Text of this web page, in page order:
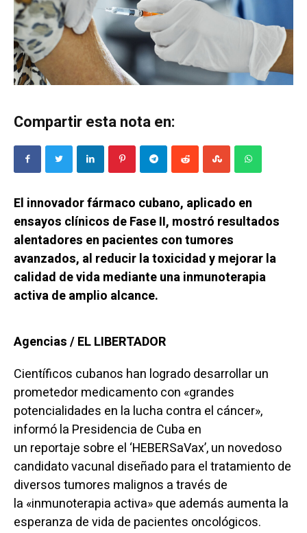
Compartir esta nota en:
El innovador fármaco cubano, aplicado en
ensayos clínicos de Fase II, mostró resultados
alentadores en pacientes con tumores
avanzados, al reducir la toxicidad y mejorar la
calidad de vida mediante una inmunoterapia
activa de amplio alcance.
Agencias / EL LIBERTADOR
Científicos cubanos han logrado desarrollar un
prometedor medicamento con «grandes
potencialidades en la lucha contra el cáncer»,
informó la Presidencia de Cuba en
un reportaje sobre el ‘HEBERSaVax’, un novedoso
candidato vacunal diseñado para el tratamiento de
diversos tumores malignos a través de
la «inmunoterapia activa» que además aumenta la
esperanza de vida de pacientes oncológicos.